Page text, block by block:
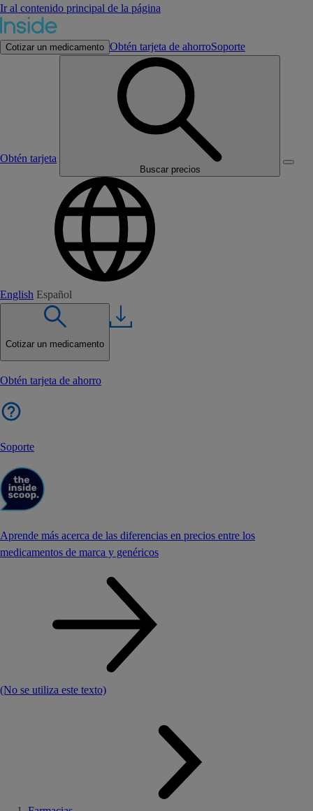
Ir al contenido principal de la página
Cotizar un medicamento Obtén tarjeta de ahorroSoporte
Obtén tarjeta
Buscar precios
English Español
Cotizar un medicamento
Obtén tarjeta de ahorro
Soporte
Aprende más acerca de las diferencias en precios entre los
medicamentos de marca y genéricos
(No se utiliza este texto)